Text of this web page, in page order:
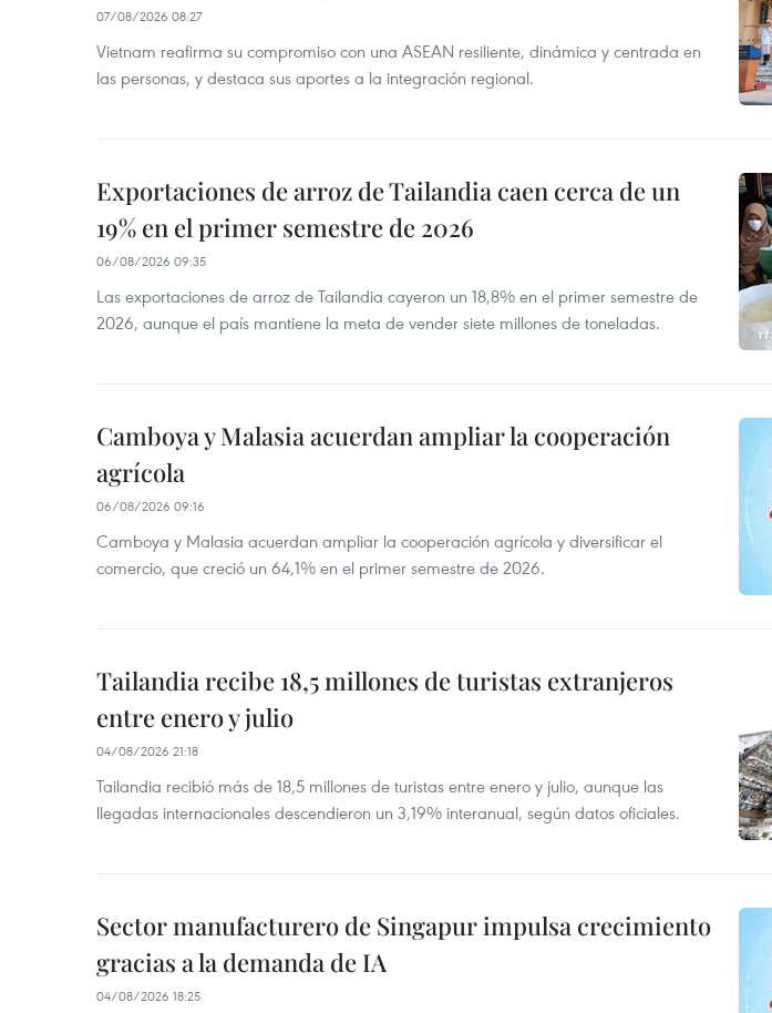
07/08/2026 08:27
Vietnam reafirma su compromiso con una ASEAN resiliente, dinámica y centrada en
las personas, y destaca sus aportes a la integración regional.
Exportaciones de arroz de Tailandia caen cerca de un
19% en el primer semestre de 2026
06/08/2026 09:35
Las exportaciones de arroz de Tailandia cayeron un 18,8% en el primer semestre de
2026, aunque el país mantiene la meta de vender siete millones de toneladas.
Camboya y Malasia acuerdan ampliar la cooperación
agrícola
06/08/2026 09:16
Camboya y Malasia acuerdan ampliar la cooperación agrícola y diversificar el
comercio, que creció un 64,1% en el primer semestre de 2026.
Tailandia recibe 18,5 millones de turistas extranjeros
entre enero y julio
04/08/2026 21:18
Tailandia recibió más de 18,5 millones de turistas entre enero y julio, aunque las
llegadas internacionales descendieron un 3,19% interanual, según datos oficiales.
Sector manufacturero de Singapur impulsa crecimiento
gracias a la demanda de IA
04/08/2026 18:25